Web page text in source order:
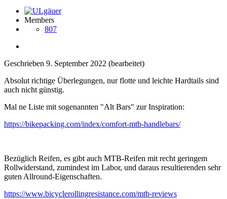
Members
807
Geschrieben 9. September 2022 (bearbeitet)
Absolut richtige Überlegungen, nur flotte und leichte Hardtails sind
auch nicht günstig.
Mal ne Liste mit sogenannten "Alt Bars" zur Inspiration:
https://bikepacking.com/index/comfort-mtb-handlebars/
Bezüglich Reifen, es gibt auch MTB-Reifen mit recht geringem
Rollwiderstand, zumindest im Labor, und daraus resultierenden sehr
guten Allround-Eigenschaften.
https://www.bicyclerollingresistance.com/mtb-reviews